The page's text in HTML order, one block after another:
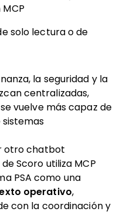
solo lectura o de
la seguridad y la
centralizadas,
vuelve más capaz de
otro chatbot
Scoro utiliza MCP
PSA como una
operativo,
con la coordinación y